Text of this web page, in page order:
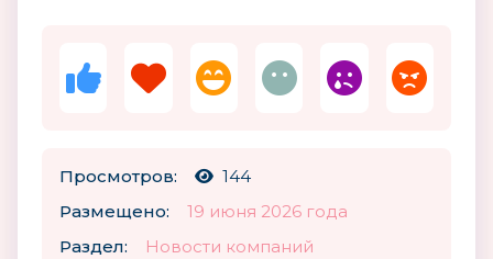
Просмотров:
144
Размещено:
19 июня 2026 года
Раздел:
Новости компаний